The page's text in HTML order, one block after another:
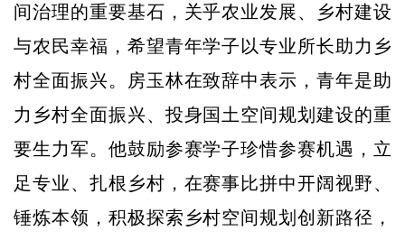
间治理的重要基石，关乎农业发展、乡村建设
与农民幸福，希望青年学子以专业所长助力乡
村全面振兴。房玉林在致辞中表示，青年是助
力乡村全面振兴、投身国土空间规划建设的重
要生力军。他鼓励参赛学子珍惜参赛机遇，立
足专业、扎根乡村，在赛事比拼中开阔视野、
锤炼本领，积极探索乡村空间规划创新路径，